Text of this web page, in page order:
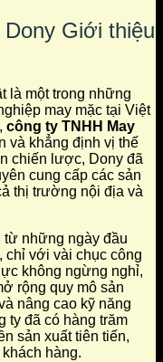
Giới thiệu
là một trong những
may mặc tại Việt
công ty TNHH May
và khẳng định vị thế
chiến lược, Dony đã
cung cấp các sản
thị trường nội địa và
từ những ngày đầu
chỉ với vài chục công
không ngừng nghỉ,
rộng quy mô sản
nâng cao kỹ năng
ty đã có hàng trăm
sản xuất tiên tiến,
hàng.